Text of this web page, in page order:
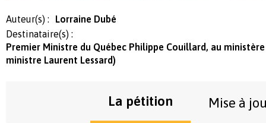
Auteur(s) :
Lorraine Dubé
Destinataire(s) :
Premier Ministre du Québec Philippe Couillard, au ministère
ministre Laurent Lessard)
La pétition Mise à